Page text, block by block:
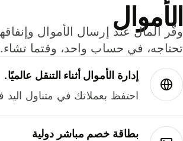
الأموال
تحتاجه، في حساب واحد، وقتما تشاء.
إدارة الأموال أثناء التنقل عالميًا.
احتفظ بعملاتك في متناول
بطاقة خصم مباشر دولية